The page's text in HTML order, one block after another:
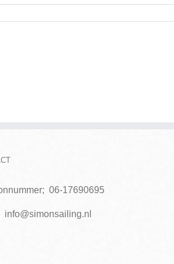
06-17690695
info@simonsailing.nl